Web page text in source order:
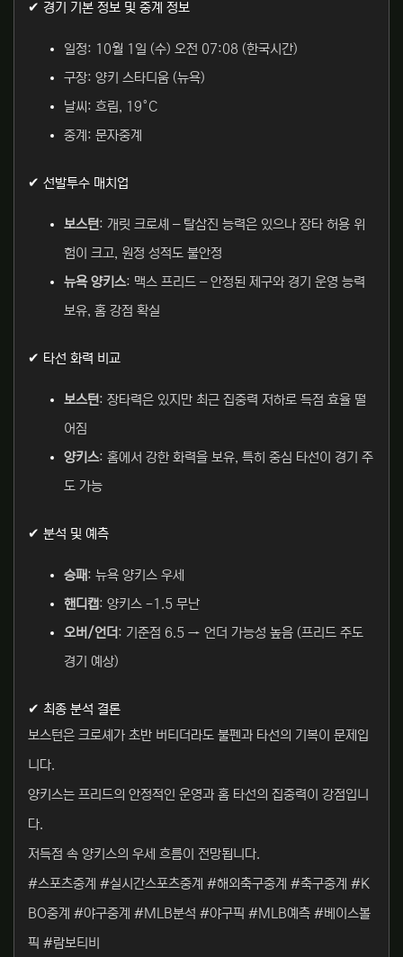
✔ 경기 기본 정보 및 중계 정보
일정: 10월 1일 (수) 오전 07:08 (한국시간)
구장: 양키 스타디움 (뉴욕)
날씨: 흐림, 19°C
중계: 문자중계
✔ 선발투수 매치업
보스턴: 개릿 크로셰 – 탈삼진 능력은 있으나 장타 허용 위
험이 크고, 원정 성적도 불안정
뉴욕 양키스: 맥스 프리드 – 안정된 제구와 경기 운영 능력
보유, 홈 강점 확실
✔ 타선 화력 비교
보스턴: 장타력은 있지만 최근 집중력 저하로 득점 효율 떨
어짐
양키스: 홈에서 강한 화력을 보유, 특히 중심 타선이 경기 주
도 가능
✔ 분석 및 예측
승패: 뉴욕 양키스 우세
핸디캡: 양키스 -1.5 무난
오버/언더: 기준점 6.5 → 언더 가능성 높음 (프리드 주도
경기 예상)
✔ 최종 분석 결론
보스턴은 크로셰가 초반 버티더라도 불펜과 타선의 기복이 문제입
니다.
양키스는 프리드의 안정적인 운영과 홈 타선의 집중력이 강점입니
다.
저득점 속 양키스의 우세 흐름이 전망됩니다.
#스포츠중계 #실시간스포츠중계 #해외축구중계 #축구중계 #K
BO중계 #야구중계 #MLB분석 #야구픽 #MLB예측 #베이스볼
픽 #람보티비